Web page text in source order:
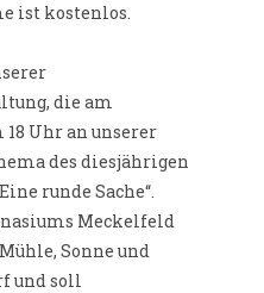
ist kostenlos.
die am
18 Uhr an unserer
des diesjährigen
runde Sache“.
Meckelfeld
Sonne und
und soll